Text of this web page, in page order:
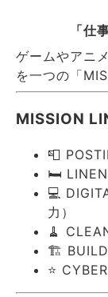
「仕
ゲームやアニ
を一つの「
MISSION
📮
🛏️ LINEN
💻
力）
🧹
🏗️ BUILD
⭐